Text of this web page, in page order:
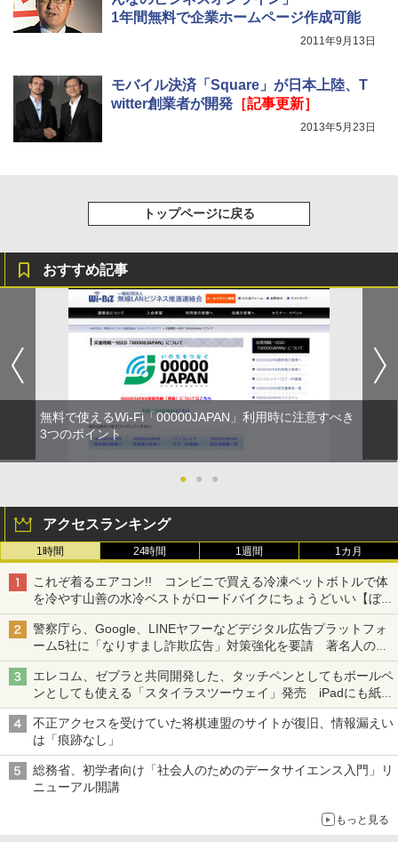
1年間無料で企業ホームページ作成可能
2011年9月13日
モバイル決済「Square」が日本上陸、T
witter創業者が開発［記事更新］
2013年5月23日
トップページに戻る
おすすめ記事
無料で使えるWi-Fi「00000JAPAN」利用時に注意すべき
3つのポイント
● ● ●
アクセスランキング
1時間 24時間 1週間 1カ月
これぞ着るエアコン!! コンビニで買える冷凍ペットボトルで体
を冷やす山善の水冷ベストがロードバイクにちょうどいい【ぼっ
ち・ざ・ろーど！その14】【空いた時間でなにしてる？】
警察庁ら、Google、LINEヤフーなどデジタル広告プラットフォ
ーム5社に「なりすまし詐欺広告」対策強化を要請 著名人の写
真や映像を使った投資詐欺などへの対策として
エレコム、ゼブラと共同開発した、タッチペンとしてもボールペ
ンとしても使える「スタイラスツーウェイ」発売 iPadにも紙に
も、持ち替えずに書き込める
不正アクセスを受けていた将棋連盟のサイトが復旧、情報漏えい
は「痕跡なし」
総務省、初学者向け「社会人のためのデータサイエンス入門」リ
ニューアル開講
もっと見る